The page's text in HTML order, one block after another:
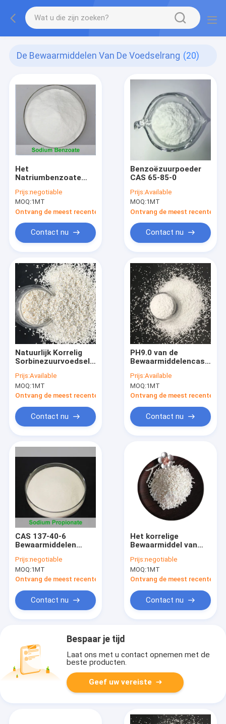
De Bewaarmiddelen Van De Voedselrang (20)
Het
Natriumbenzoate
Poeder
Prijs:negotiable
MOQ:1MT
Ontvang de meest recente Prijs
Contact nu
Benzoëzuurpoeder
CAS 65-85-0
Prijs:Available
MOQ:1MT
Ontvang de meest recente
Contact nu
Natuurlijk Korrelig
Sorbinezuurvoedsel
44-1
Prijs:Available
MOQ:1MT
Ontvang de meest recente Prijs
Contact nu
PH9.0 van de
Bewaarmiddelencas
voedselrang Korrelig
het
Calciumpropionaat
Prijs:Available
MOQ:1MT
Ontvang de meest recente
Contact nu
CAS 137-40-6
Bewaarmiddelen
Voedselrang het
Propionaatpoeder
van het
Prijs:negotiable
MOQ:1MT
Ontvang de meest recente Prijs
Contact nu
Het korrelige
Bewaarmiddel van
Natriumpropionaat,
het Zout van
Propaanzuurnatrium
Prijs:negotiable
MOQ:1MT
Ontvang de meest recente
Contact nu
Bespaar je tijd
Laat ons met u contact opnemen met de
beste producten.
Geef uw vereiste